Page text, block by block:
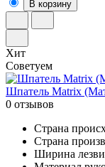
В корзину
Хит
Советуем
Шпатель Matrix
0 отзывов
Страна
Страна
Ширина